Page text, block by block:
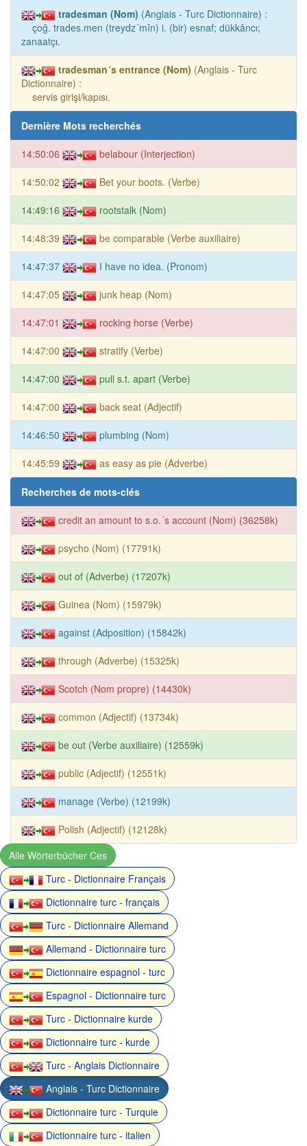
tradesman (Nom) (Anglais - Turc Dictionnaire) :
çoğ. trades.men (treydz´mîn) i. (bir) esnaf; dükkâncı;
zanaatçı.
tradesman´s entrance (Nom) (Anglais - Turc
Dictionnaire) :
servis girişi/kapısı.
Dernière Mots recherchés
14:50:06 belabour (Interjection)
14:50:02 Bet your boots. (Verbe)
14:49:16 rootstalk (Nom)
14:48:39 be comparable (Verbe auxiliaire)
14:47:37 I have no idea. (Pronom)
14:47:05 junk heap (Nom)
14:47:01 rocking horse (Verbe)
14:47:00 stratify (Verbe)
14:47:00 pull s.t. apart (Verbe)
14:47:00 back seat (Adjectif)
14:46:50 plumbing (Nom)
14:45:59 as easy as pie (Adverbe)
Recherches de mots-clés
credit an amount to s.o.´s account (Nom) (36258k)
psycho (Nom) (17791k)
out of (Adverbe) (17207k)
Guinea (Nom) (15979k)
against (Adposition) (15842k)
through (Adverbe) (15325k)
Scotch (Nom propre) (14430k)
common (Adjectif) (13734k)
be out (Verbe auxiliaire) (12559k)
public (Adjectif) (12551k)
manage (Verbe) (12199k)
Polish (Adjectif) (12128k)
Alle Wörterbücher Ces
Turc - Dictionnaire Français
Dictionnaire turc - français
Turc - Dictionnaire Allemand
Allemand - Dictionnaire turc
Dictionnaire espagnol - turc
Espagnol - Dictionnaire turc
Turc - Dictionnaire kurde
Dictionnaire turc - kurde
Turc - Anglais Dictionnaire
Anglais - Turc Dictionnaire
Dictionnaire turc - Turquie
Dictionnaire turc - italien